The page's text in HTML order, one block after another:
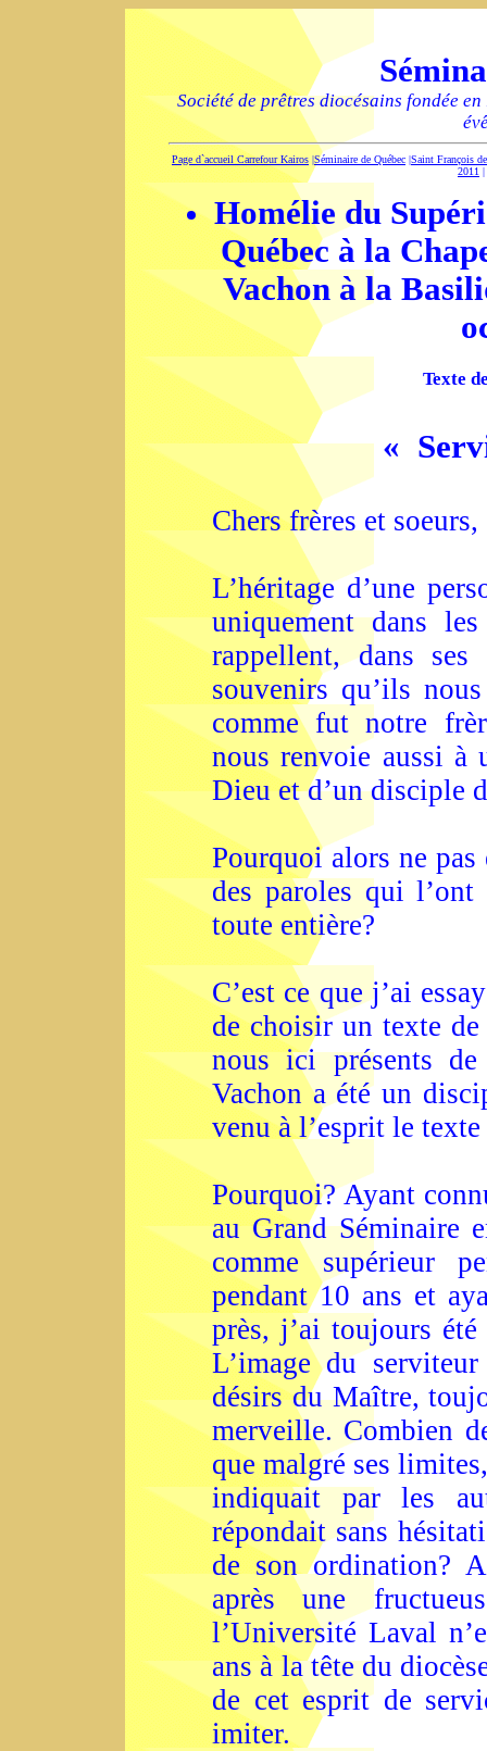
Société de prêtres diocésains fondée
Page d`accueil Carrefour Kairos |Séminaire de Québec |Saint François
2011 |
Homélie du
Québec à la
Vachon à la
Texte
«
Chers frères et soeurs,
L’héritage d’une
uniquement dans
rappellent, dans
souvenirs qu’ils
comme fut notre
nous renvoie aussi
Dieu et d’un disciple
Pourquoi alors ne
des paroles qui
toute entière?
C’est ce que j’ai
de choisir un texte
nous ici présents
Vachon a été un
venu à l’esprit le
Pourquoi? Ayant
au Grand Séminaire
comme supérieur
pendant 10 ans et
près, j’ai toujours
L’image du
désirs du Maître,
merveille. Combien
que malgré ses
indiquait par les
répondait sans
de son ordination?
après une
l’Université Laval
ans à la tête du
de cet esprit de
imiter.